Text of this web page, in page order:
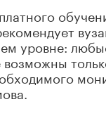
уровне:
возможны